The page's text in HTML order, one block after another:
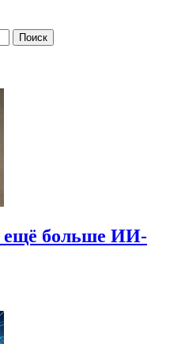
ещё больше ИИ-